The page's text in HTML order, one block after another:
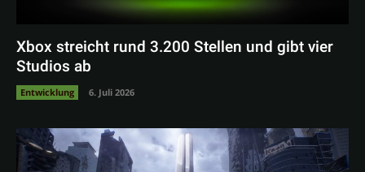
Xbox streicht rund 3.200 Stellen und gibt vier
Studios ab
Entwicklung 6. Juli 2026